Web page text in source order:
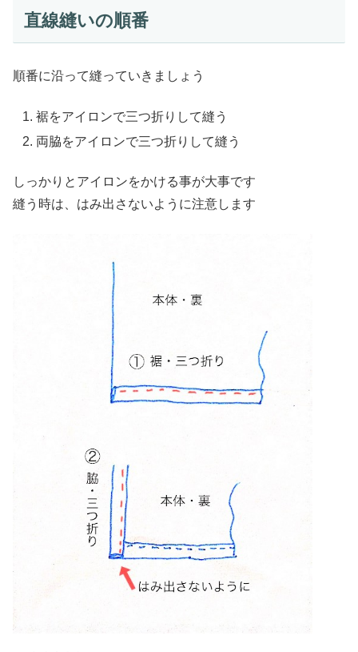
直線縫いの順番
順番に沿って縫っていきましょう
裾をアイロンで三つ折りして縫う
両脇をアイロンで三つ折りして縫う
しっかりとアイロンをかける事が大事です
縫う時は、はみ出さないように注意します